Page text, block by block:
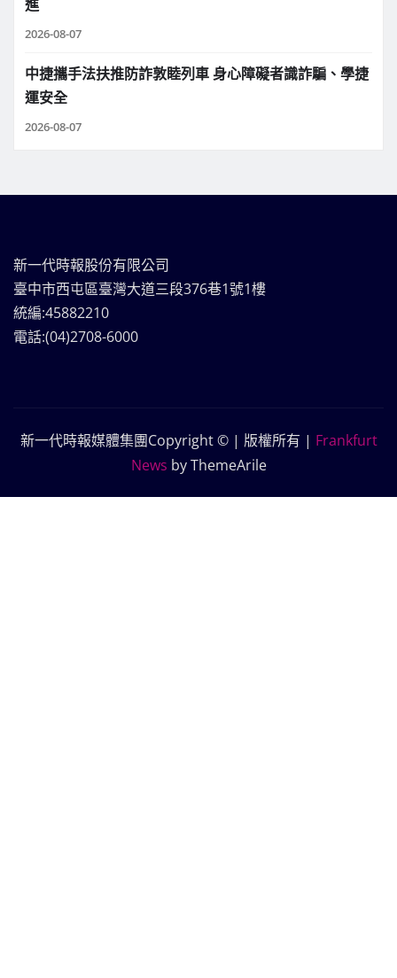
進
2026-08-07
中捷攜手法扶推防詐敦睦列車 身心障礙者識詐騙、學捷
運安全
2026-08-07
新一代時報股份有限公司
臺中市西屯區臺灣大道三段376巷1號1樓
統編:45882210
電話:(04)2708-6000
新一代時報媒體集團Copyright © | 版權所有 | Frankfurt
News by ThemeArile